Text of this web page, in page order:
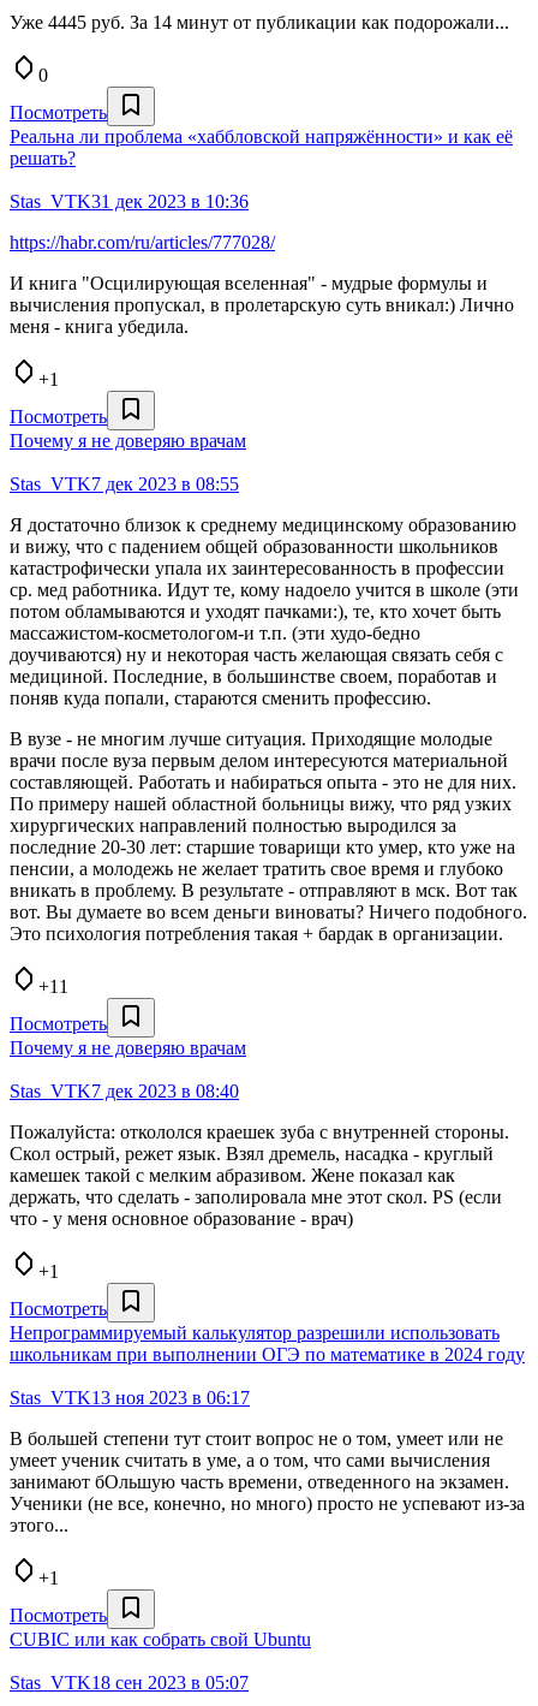
Уже 4445 руб. За 14 минут от публикации как подорожали...
0
Посмотреть
Реальна ли проблема «хаббловской напряжённости» и как её
решать?
Stas_VTK31 дек 2023 в 10:36
https://habr.com/ru/articles/777028/
И книга "Осцилирующая вселенная" - мудрые формулы и
вычисления пропускал, в пролетарскую суть вникал:) Лично
меня - книга убедила.
+1
Посмотреть
Почему я не доверяю врачам
Stas_VTK7 дек 2023 в 08:55
Я достаточно близок к среднему медицинскому образованию
и вижу, что с падением общей образованности школьников
катастрофически упала их заинтересованность в профессии
ср. мед работника. Идут те, кому надоело учится в школе (эти
потом обламываются и уходят пачками:), те, кто хочет быть
массажистом-косметологом-и т.п. (эти худо-бедно
доучиваются) ну и некоторая часть желающая связать себя с
медициной. Последние, в большинстве своем, поработав и
поняв куда попали, стараются сменить профессию.
В вузе - не многим лучше ситуация. Приходящие молодые
врачи после вуза первым делом интересуются материальной
составляющей. Работать и набираться опыта - это не для них.
По примеру нашей областной больницы вижу, что ряд узких
хирургических направлений полностью выродился за
последние 20-30 лет: старшие товарищи кто умер, кто уже на
пенсии, а молодежь не желает тратить свое время и глубоко
вникать в проблему. В результате - отправляют в мск. Вот так
вот. Вы думаете во всем деньги виноваты? Ничего подобного.
Это психология потребления такая + бардак в организации.
+11
Посмотреть
Почему я не доверяю врачам
Stas_VTK7 дек 2023 в 08:40
Пожалуйста: откололся краешек зуба с внутренней стороны.
Скол острый, режет язык. Взял дремель, насадка - круглый
камешек такой с мелким абразивом. Жене показал как
держать, что сделать - заполировала мне этот скол. PS (если
что - у меня основное образование - врач)
+1
Посмотреть
Непрограммируемый калькулятор разрешили использовать
школьникам при выполнении ОГЭ по математике в 2024 году
Stas_VTK13 ноя 2023 в 06:17
В большей степени тут стоит вопрос не о том, умеет или не
умеет ученик считать в уме, а о том, что сами вычисления
занимают бОльшую часть времени, отведенного на экзамен.
Ученики (не все, конечно, но много) просто не успевают из-за
этого...
+1
Посмотреть
CUBIC или как собрать свой Ubuntu
Stas_VTK18 сен 2023 в 05:07